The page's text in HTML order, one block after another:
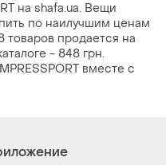
на shafa.ua. Вещи
по наилучшим ценам
продается на
- 848 грн.
вместе с